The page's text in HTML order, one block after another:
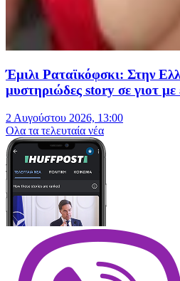
Έμιλι Ραταϊκόφσκι: Στην
μυστηριώδες story σε γιοτ
2 Αυγούστου 2026, 13:00
Oλα τα τελευταία νέα